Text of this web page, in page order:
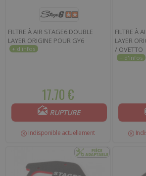
FILTRE À AIR STAGE6 DOUBLE
LAYER ORIGINE POUR GY6
17.70 €
RUPTURE
Indisponible actuellement
FILTRE À
LAYER
/ OVETTO